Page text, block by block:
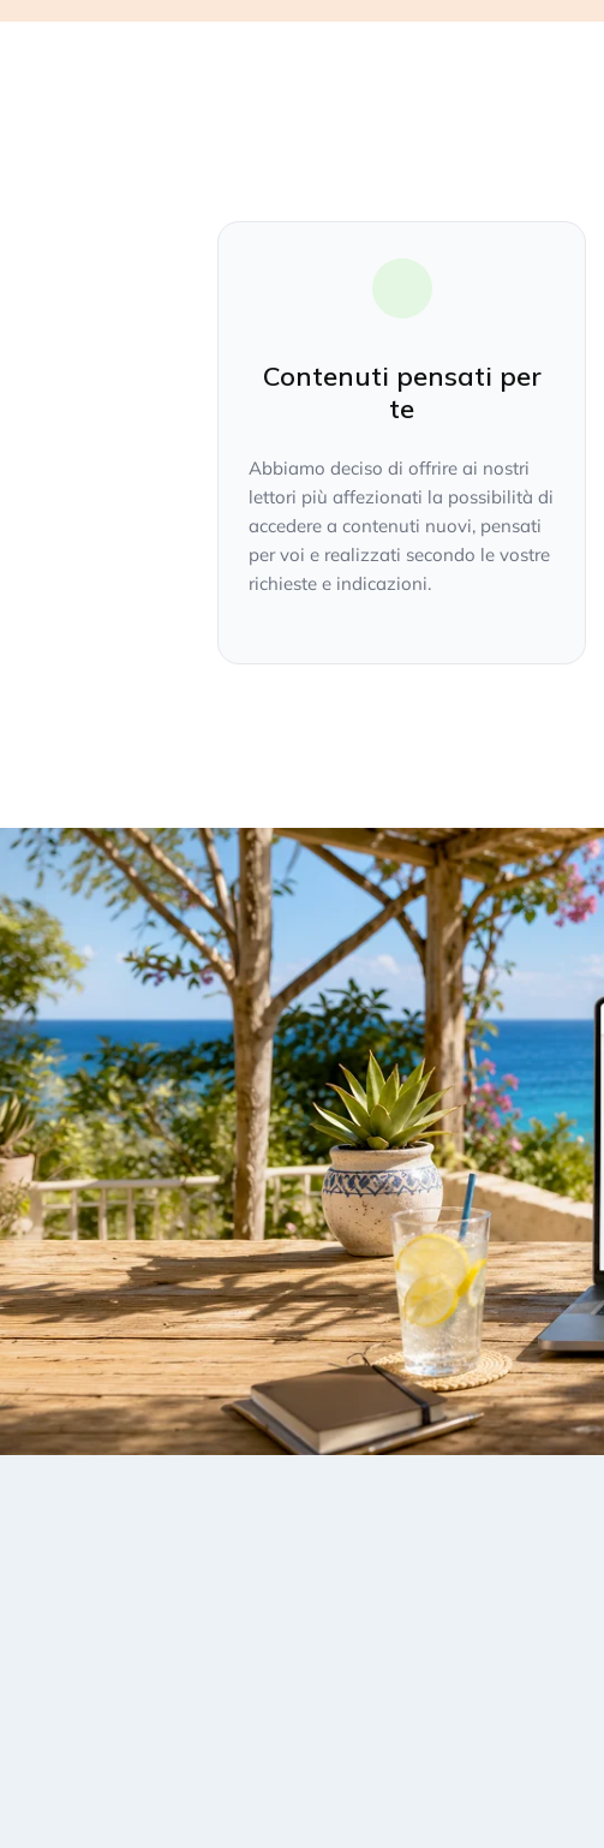
Contenuti pensati per
te
Abbiamo deciso di offrire ai nostri
lettori più affezionati la possibilità di
accedere a contenuti nuovi, pensati
per voi e realizzati secondo le vostre
richieste e indicazioni.